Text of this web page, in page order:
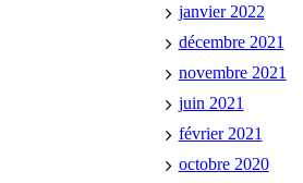
janvier 2022
décembre 2021
novembre 2021
juin 2021
février 2021
octobre 2020